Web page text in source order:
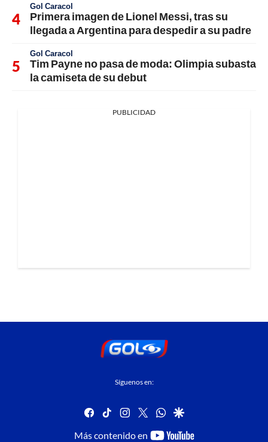
Gol Caracol
Primera imagen de Lionel Messi, tras su
llegada a Argentina para despedir a su padre
Gol Caracol
Tim Payne no pasa de moda: Olimpia subasta
la camiseta de su debut
PUBLICIDAD
Síguenos en:
facebook
tiktok instagram
twitterwhatsapp
google
Más contenido en
youtube-